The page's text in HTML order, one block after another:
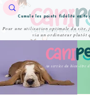
Cumule les points fidélité en te
Pour une utilisation optimale du site,
via un ordinateur plutôt
Au service du bien-être